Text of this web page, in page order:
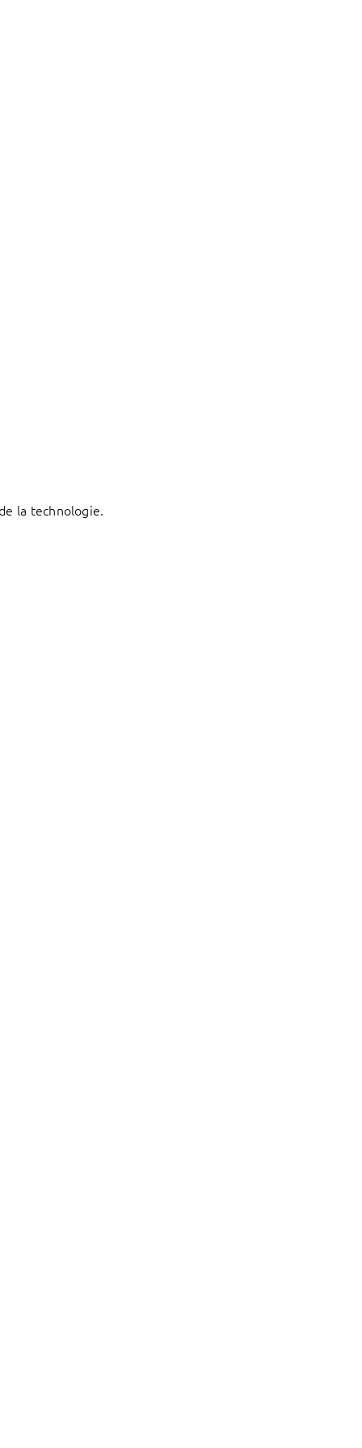
la technologie.